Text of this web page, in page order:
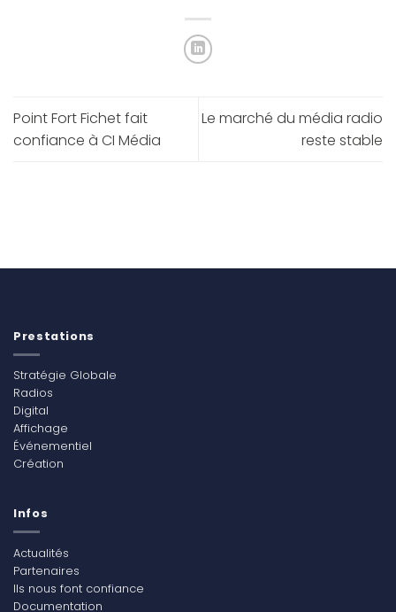
Point Fort Fichet fait
confiance à CI Média
Le marché du média radio
reste stable
Prestations
Stratégie Globale
Radios
Digital
Affichage
Événementiel
Création
Infos
Actualités
Partenaires
Ils nous font confiance
Documentation